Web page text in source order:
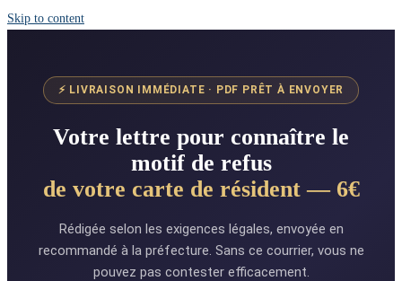
Skip to content
⚡ LIVRAISON IMMÉDIATE · PDF PRÊT À ENVOYER
Votre lettre pour connaître le
motif de refus
de votre carte de résident — 6€
Rédigée selon les exigences légales, envoyée en
recommandé à la préfecture. Sans ce courrier, vous ne
pouvez pas contester efficacement.